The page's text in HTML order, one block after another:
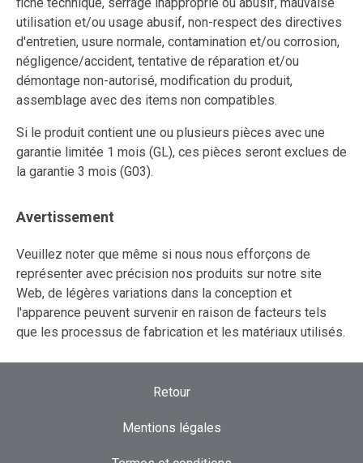
utilisation et/ou usage abusif, non-respect des directives
d'entretien, usure normale, contamination et/ou corrosion,
négligence/accident, tentative de réparation et/ou
démontage non-autorisé, modification du produit,
assemblage avec des items non compatibles.
Si le produit contient une ou plusieurs pièces avec une
garantie limitée 1 mois (GL), ces pièces seront exclues de
la garantie 3 mois (G03).
Avertissement
Veuillez noter que même si nous nous efforçons de
représenter avec précision nos produits sur notre site
Web, de légères variations dans la conception et
l'apparence peuvent survenir en raison de facteurs tels
que les processus de fabrication et les matériaux utilisés.
Retour
Mentions légales